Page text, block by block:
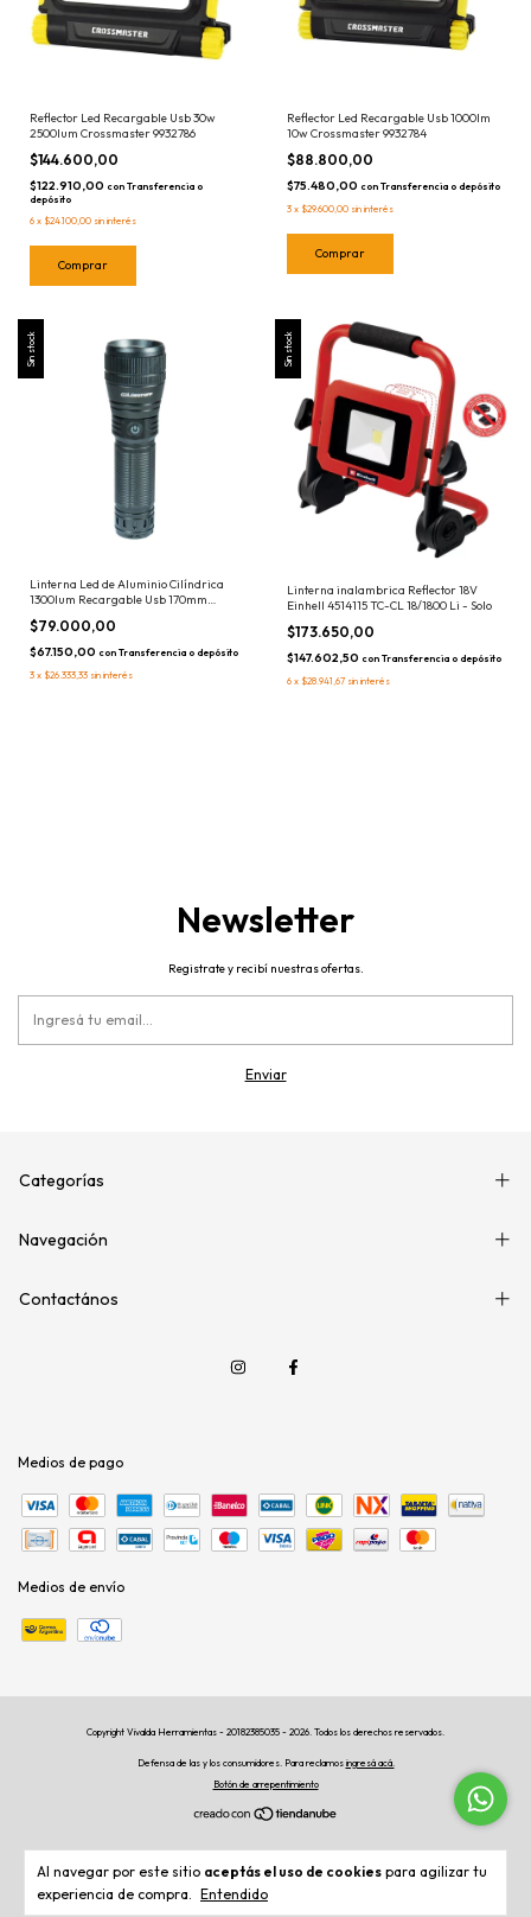
Al navegar por este sitio aceptás el uso de cookies para agilizar tu
experiencia de compra. Entendido
Reflector Led Recargable Usb 30w
2500lum Crossmaster 9932786
$144.600,00
$122.910,00 con Transferencia o
depósito
6 x $24.100,00 sin interés
Reflector Led Recargable Usb 1000lm
10w Crossmaster 9932784
$88.800,00
$75.480,00 con Transferencia o depósito
3 x $29.600,00 sin interés
Sin stock
Linterna Led de Aluminio Cilíndrica
1300lum Recargable Usb 170mm
Lusqtoff L7924
$79.000,00
$67.150,00 con Transferencia o depósito
3 x $26.333,33 sin interés
Sin stock
Linterna inalambrica Reflector 18V
Einhell 4514115 TC-CL 18/1800 Li - Solo
$173.650,00
$147.602,50 con Transferencia o depósito
6 x $28.941,67 sin interés
Newsletter
Registrate y recibí nuestras ofertas.
Categorías
Navegación
Contactános
Medios de pago
Medios de envío
Copyright Vivalda Herramientas - 20182385035 - 2026. Todos los derechos reservados.
Defensa de las y los consumidores. Para reclamos ingresá acá.
Botón de arrepentimiento